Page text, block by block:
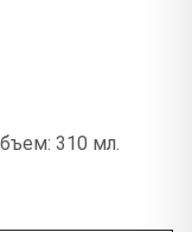
310 мл.